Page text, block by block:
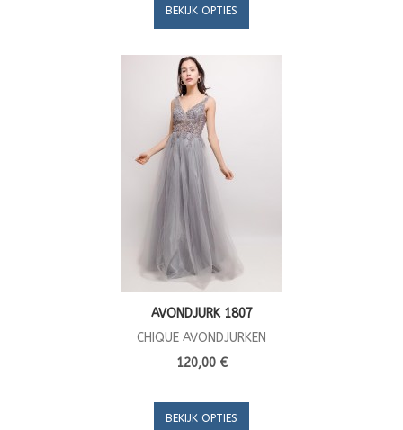
BEKIJK OPTIES
AVONDJURK 1807
CHIQUE AVONDJURKEN
120,00 €
BEKIJK OPTIES